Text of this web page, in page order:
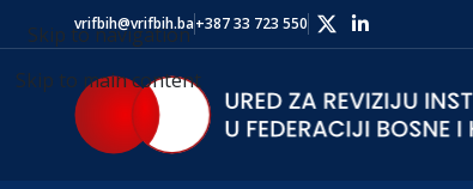
Skip to navigation
Skip to main content
vrifbih@vrifbih.ba+387 33 723 550